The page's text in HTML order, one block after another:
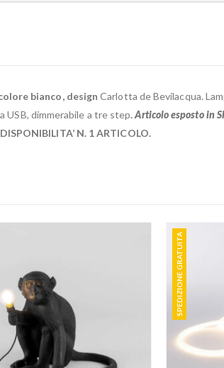
bianco, designCarlotta de Bevilacqua.
USB, dimmerabile a tre step.Articolo esposto in
N. 1 ARTICOLO.
SPEDIZIONE GRATUITA